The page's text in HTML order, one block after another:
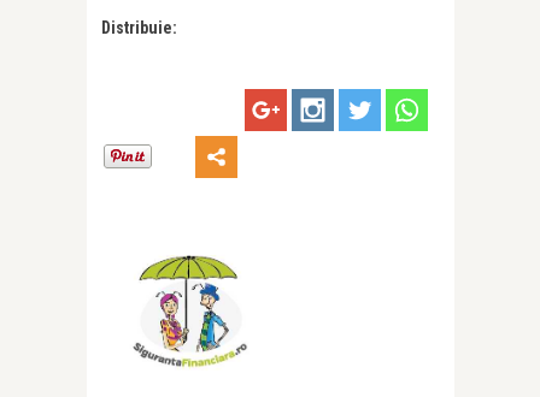
Distribuie: